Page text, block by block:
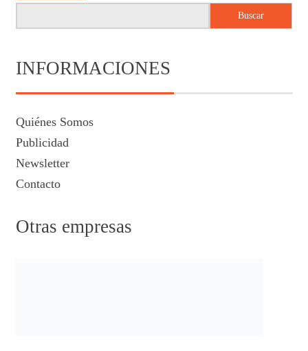
Buscar
INFORMACIONES
Quiénes Somos
Publicidad
Newsletter
Contacto
Otras empresas